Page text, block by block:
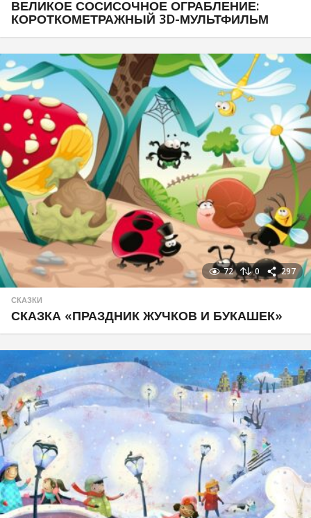
ВЕЛИКОЕ СОСИСОЧНОЕ ОГРАБЛЕНИЕ:
КОРОТКОМЕТРАЖНЫЙ 3D-МУЛЬТФИЛЬМ
72 0 297
СКАЗКИ
СКАЗКА «ПРАЗДНИК ЖУЧКОВ И БУКАШЕК»